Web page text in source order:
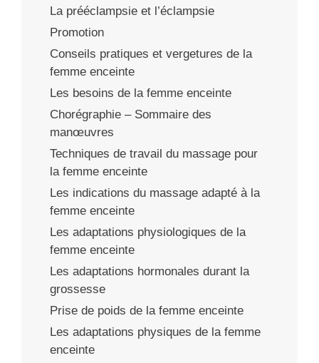
La prééclampsie et l’éclampsie
Promotion
Conseils pratiques et vergetures de la
femme enceinte
Les besoins de la femme enceinte
Chorégraphie – Sommaire des
manœuvres
Techniques de travail du massage pour
la femme enceinte
Les indications du massage adapté à la
femme enceinte
Les adaptations physiologiques de la
femme enceinte
Les adaptations hormonales durant la
grossesse
Prise de poids de la femme enceinte
Les adaptations physiques de la femme
enceinte